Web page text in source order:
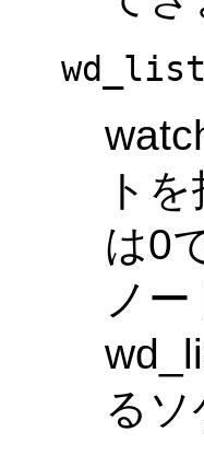
ト
は0
ノ
る